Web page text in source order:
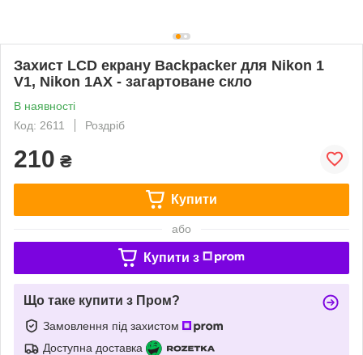
Захист LCD екрану Backpacker для Nikon 1
V1, Nikon 1AX - загартоване скло
В наявності
Код: 2611
Роздріб
210 ₴
Купити
або
Купити з
Що таке купити з Пром?
Замовлення під захистом
Доступна доставка